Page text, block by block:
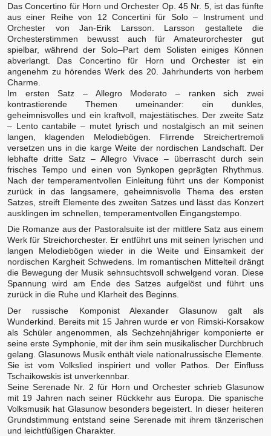
Das Concertino für Horn und Orchester Op. 45 Nr. 5, ist das fünfte
aus einer Reihe von 12 Concertini für Solo – Instrument und
Orchester von Jan-Erik Larsson. Larsson gestaltete die
Orchesterstimmen bewusst auch für Amateurorchester gut
spielbar, während der Solo–Part dem Solisten einiges Können
abverlangt. Das Concertino für Horn und Orchester ist ein
angenehm zu hörendes Werk des 20. Jahrhunderts von herbem
Charme.
Im ersten Satz – Allegro Moderato – ranken sich zwei
kontrastierende Themen umeinander: ein dunkles,
geheimnisvolles und ein kraftvoll, majestätisches. Der zweite Satz
– Lento cantabile – mutet lyrisch und nostalgisch an mit seinen
langen, klagenden Melodiebögen. Flirrende Streichertremoli
versetzen uns in die karge Weite der nordischen Landschaft. Der
lebhafte dritte Satz – Allegro Vivace – überrascht durch sein
frisches Tempo und einen von Synkopen geprägten Rhythmus.
Nach der temperamentvollen Einleitung führt uns der Komponist
zurück in das langsamere, geheimnisvolle Thema des ersten
Satzes, streift Elemente des zweiten Satzes und lässt das Konzert
ausklingen im schnellen, temperamentvollen Eingangstempo.
Die Romanze aus der Pastoralsuite ist der mittlere Satz aus einem
Werk für Streichorchester. Er entführt uns mit seinen lyrischen und
langen Melodiebögen wieder in die Weite und Einsamkeit der
nordischen Kargheit Schwedens. Im romantischen Mittelteil drängt
die Bewegung der Musik sehnsuchtsvoll schwelgend voran. Diese
Spannung wird am Ende des Satzes aufgelöst und führt uns
zurück in die Ruhe und Klarheit des Beginns.
Der russische Komponist Alexander Glasunow galt als
Wunderkind. Bereits mit 15 Jahren wurde er von Rimski-Korsakow
als Schüler angenommen, als Sechzehnjähriger komponierte er
seine erste Symphonie, mit der ihm sein musikalischer Durchbruch
gelang. Glasunows Musik enthält viele nationalrussische Elemente.
Sie ist vom Volkslied inspiriert und voller Pathos. Der Einfluss
Tschaikowskis ist unverkennbar.
Seine Serenade Nr. 2 für Horn und Orchester schrieb Glasunow
mit 19 Jahren nach seiner Rückkehr aus Europa. Die spanische
Volksmusik hat Glasunow besonders begeistert. In dieser heiteren
Grundstimmung entstand seine Serenade mit ihrem tänzerischen
und leichtfüßigen Charakter.